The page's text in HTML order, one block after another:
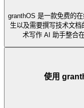
granthOS 是一款免费的
生以及需要撰写技术文
术写作 AI 助手整合
使用